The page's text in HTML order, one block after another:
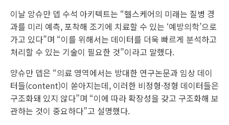
이날 앙슈만 뎁 수석 아키텍트는 “헬스케어의 미래는 질병 경
과를 미리 예측, 포착해 조기에 치료할 수 있는 ‘예방의학’으로
가고 있다”며 “이를 위해서는 데이터를 더욱 빠르게 분석하고
처리할 수 있는 기술이 필요한 것”이라고 말했다.
양슈만 뎁은 “의료 영역에서는 방대한 연구논문과 임상 데이
터들(content)이 쏟아지는데, 이러한 비정형·정형 데이터들은
구조화돼 있지 않다”며 “이에 따라 확장성을 갖고 구조화해 보
관하는 것이 중요하다”고 설명했다.